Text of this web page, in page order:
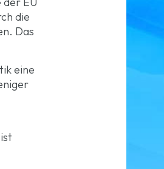
die
Das
eine